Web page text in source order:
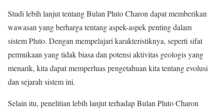
Studi lebih lanjut tentang Bulan Pluto Charon dapat memberikan
wawasan yang berharga tentang aspek-aspek penting dalam
sistem Pluto. Dengan mempelajari karakteristiknya, seperti sifat
permukaan yang tidak biasa dan potensi aktivitas geologis yang
menarik, kita dapat memperluas pengetahuan kita tentang evolusi
dan sejarah sistem ini.
Selain itu, penelitian lebih lanjut terhadap Bulan Pluto Charon